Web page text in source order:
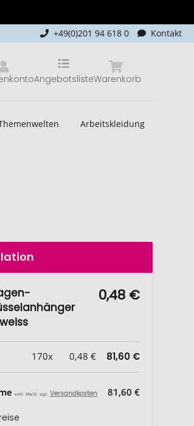
+49(0)201 94 618 0 Kontakt
Warenkorb
Angebotsliste
Arbeitskleidung
0,48 €
170x 0,48 € 81,60 €
exkl. MwSt. zzgl. Versandkosten 81,60 €